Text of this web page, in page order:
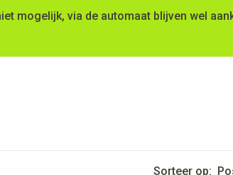
mogelijk, via de automaat blijven wel
Sorteer op: